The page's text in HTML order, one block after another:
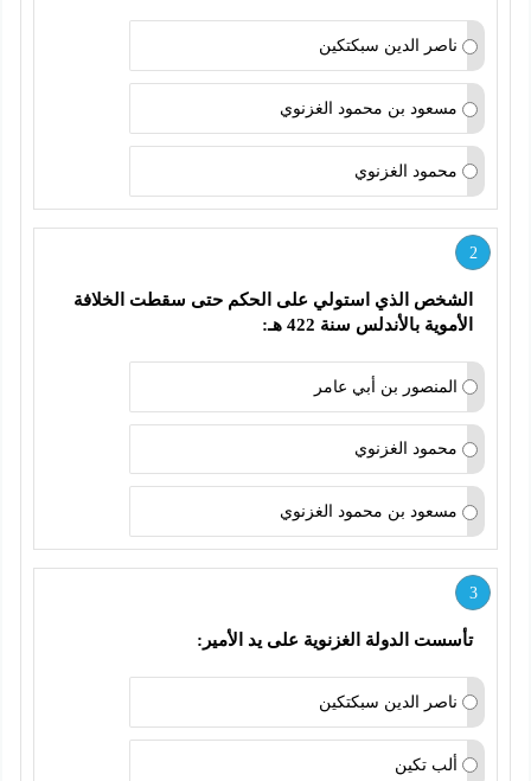
ناصر الدين سبكتكين
مسعود بن محمود الغزنوي
محمود الغزنوي
2
الأموية بالأندلس سنة 422 هـ:
المنصور بن أبي عامر
محمود الغزنوي
مسعود بن محمود الغزنوي
3
تأسست الدولة الغزنوية على يد الأمير:
ناصر الدين سبكتكين
ألب تكين